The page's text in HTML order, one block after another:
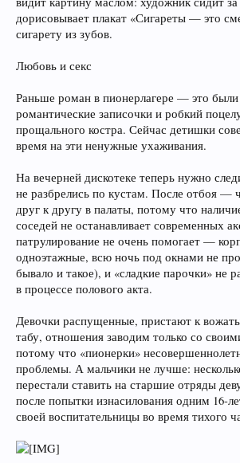
дорисовывает плакат «Сигареты — это
сигарету из зубов.
Любовь и секс
Раньше роман в пионерлагере — это были
романтические записочки и робкий
прощального костра. Сейчас детишки
время на эти ненужные ухаживания.
На вечерней дискотеке теперь нужно
не разбрелись по кустам. После отбоя —
друг к другу в палаты, потому что
соседей не останавливает современных
патрулирование не очень помогает —
одноэтажные, всю ночь под окнами не
бывало и такое), и «сладкие парочки» не
в процессе полового акта.
Девочки распущенные, пристают к
табу, отношения заводим только со
потому что «пионерки»
проблемы. А мальчики не лучше:
перестали ставить на старшие отряды
после попытки изнасилования одним 16-
своей воспитательницы во время тихого